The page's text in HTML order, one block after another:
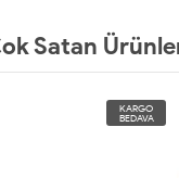
Satan
KARGO
BEDAVA